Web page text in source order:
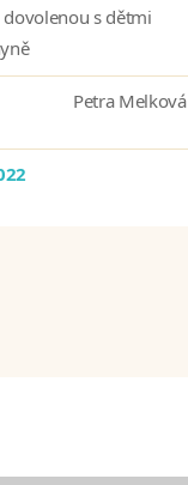
s dětmi
Petra Melková